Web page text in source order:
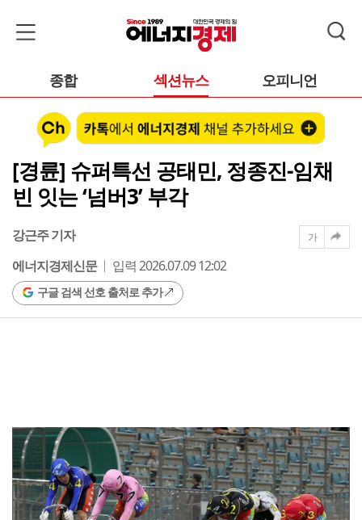
종합 섹션뉴스 오피니언
[경륜] 슈퍼특선 공태민, 정종진-임채
빈 잇는 ‘넘버3’ 부각
강근주 기자
에너지경제신문
입력 2026.07.09 12:02
구글 검색 선호 출처로 추가
가